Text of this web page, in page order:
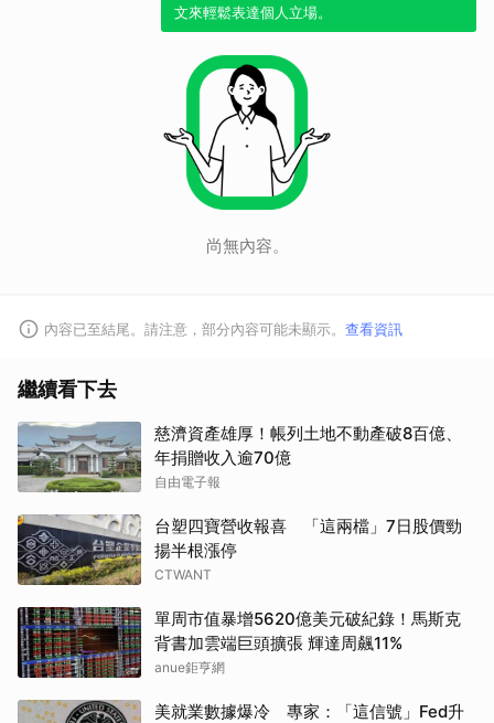
文來輕鬆表達個人立場。
尚無內容。
內容已至結尾。請注意，部分內容可能未顯示。 查看資訊
繼續看下去
慈濟資產雄厚！帳列土地不動產破8百億、
年捐贈收入逾70億
自由電子報
台塑四寶營收報喜 「這兩檔」7日股價勁
揚半根漲停
CTWANT
單周市值暴增5620億美元破紀錄！馬斯克
背書加雲端巨頭擴張 輝達周飆11%
anue鉅亨網
美就業數據爆冷 專家：「這信號」Fed升
取消